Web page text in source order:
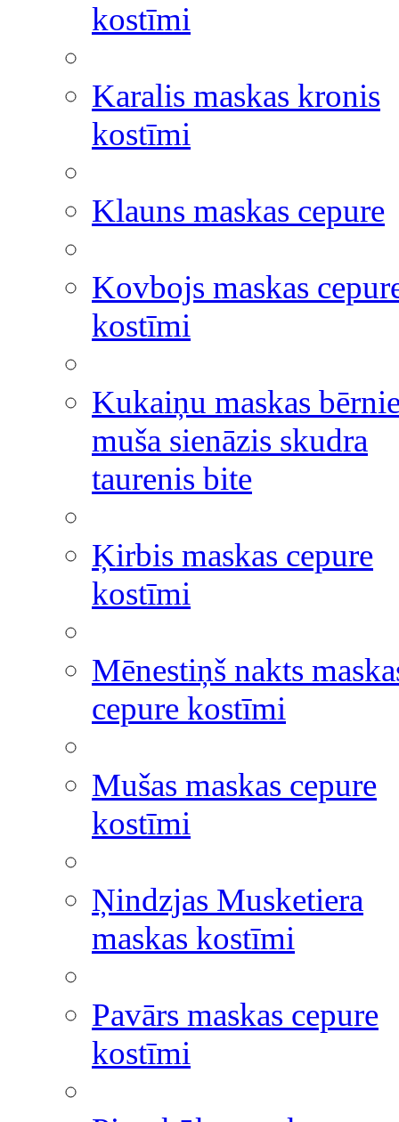
kostīmi
Karalis maskas kronis
kostīmi
Klauns maskas cepure
Kovbojs maskas
kostīmi
Kukaiņu maskas
muša sienāzis skudra
taurenis bite
Ķirbis maskas cepure
kostīmi
Mēnestiņš nakts
cepure kostīmi
Mušas maskas cepure
kostīmi
Ņindzjas Musketiera
maskas kostīmi
Pavārs maskas cepure
kostīmi